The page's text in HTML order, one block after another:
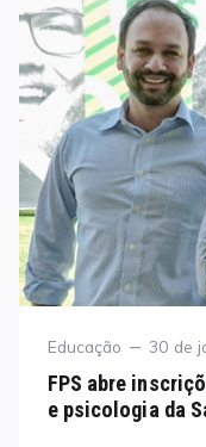
Category
Educação
Posted
30 de
FPS abre
e psicologia da